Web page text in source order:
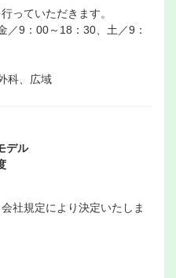
っていただきます。
／9：00～18：30、土／9：
科、広域
デル
社規定により決定いたしま